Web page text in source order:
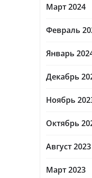
Март 2024
Февраль
Январь
Декабрь
Ноябрь
Октябрь
Август 2023
Март 2023